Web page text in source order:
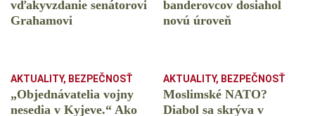
vďakyvzdanie senátorovi
Grahamovi
banderovcov dosiahol
novú úroveň
AKTUALITY, BEZPEČNOSŤ
„Objednávatelia vojny
nesedia v Kyjeve.“ Ako
AKTUALITY, BEZPEČNOSŤ
Moslimské NATO?
Diabol sa skrýva v